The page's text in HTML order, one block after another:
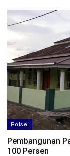
Bolsel
Pembangunan
100 Persen